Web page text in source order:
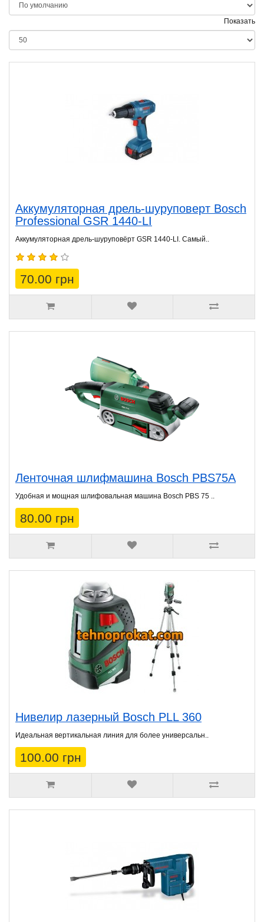
Показать
Аккумуляторная дрель-шуруповерт Bosch
Professional GSR 1440-LI
Аккумуляторная дрель-шуруповёрт GSR 1440-LI. Самый..
70.00 грн
Ленточная шлифмашина Bosch PBS75A
Удобная и мощная шлифовальная машина Bosch PBS 75 ..
80.00 грн
Нивелир лазерный Bosch PLL 360
Идеальная вертикальная линия для более универсальн..
100.00 грн